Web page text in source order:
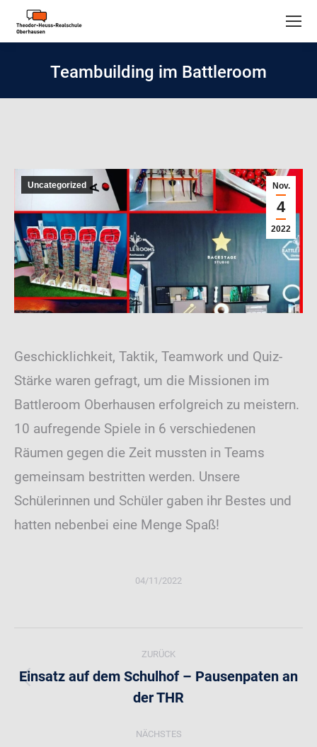
Teambuilding im Battleroom
Nov.
4
2022
Uncategorized
Geschicklichkeit, Taktik, Teamwork und Quiz-
Stärke waren gefragt, um die Missionen im
Battleroom Oberhausen erfolgreich zu meistern.
10 aufregende Spiele in 6 verschiedenen
Räumen gegen die Zeit mussten in Teams
gemeinsam bestritten werden. Unsere
Schülerinnen und Schüler gaben ihr Bestes und
hatten nebenbei eine Menge Spaß!
04/11/2022
Kommentarnavigation
ZURÜCK
Einsatz auf dem Schulhof – Pausenpaten an
der THR
NÄCHSTES